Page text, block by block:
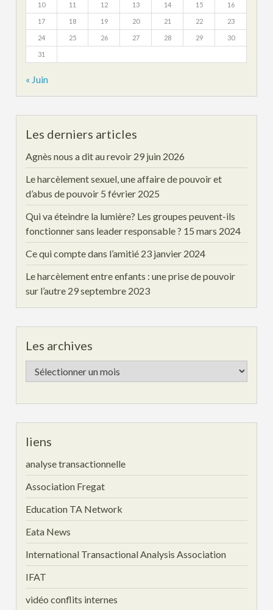
10 11 12 13 14 15 16
17 18 19 20 21 22 23
24 25 26 27 28 29 30
31
« Juin
Les derniers articles
Agnès nous a dit au revoir 29 juin 2026
Le harcèlement sexuel, une affaire de pouvoir et
d’abus de pouvoir 5 février 2025
Qui va éteindre la lumière? Les groupes peuvent-ils
fonctionner sans leader responsable ? 15 mars 2024
Ce qui compte dans l’amitié 23 janvier 2024
Le harcèlement entre enfants : une prise de pouvoir
sur l’autre 29 septembre 2023
Les archives
Les
archives
liens
analyse transactionnelle
Association Fregat
Education TA Network
Eata News
International Transactional Analysis Association
IFAT
vidéo conflits internes